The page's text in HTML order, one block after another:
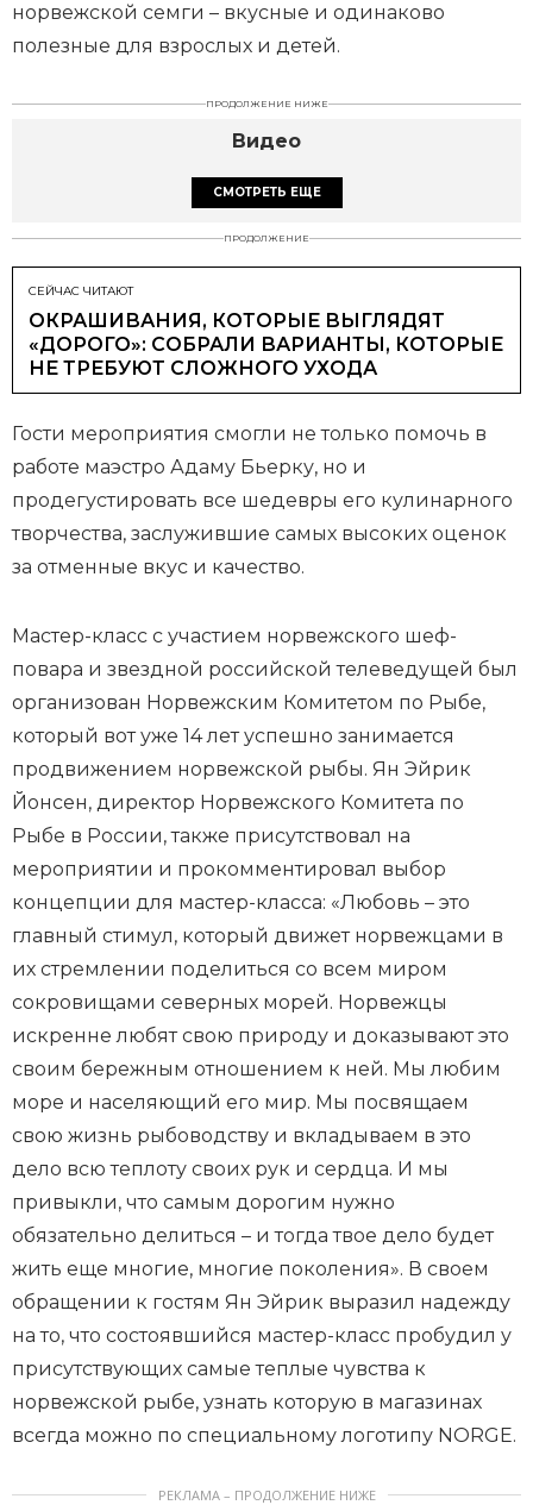
норвежской семги – вкусные и одинаково
полезные для взрослых и детей.
ПРОДОЛЖЕНИЕ НИЖЕ
Видео
СМОТРЕТЬ ЕЩЕ
ПРОДОЛЖЕНИЕ
СЕЙЧАС ЧИТАЮТ
ОКРАШИВАНИЯ, КОТОРЫЕ ВЫГЛЯДЯТ
«ДОРОГО»: СОБРАЛИ ВАРИАНТЫ, КОТОРЫЕ
НЕ ТРЕБУЮТ СЛОЖНОГО УХОДА
Гости мероприятия смогли не только помочь в
работе маэстро Адаму Бьерку, но и
продегустировать все шедевры его кулинарного
творчества, заслужившие самых высоких оценок
за отменные вкус и качество.
Мастер-класс с участием норвежского шеф-
повара и звездной российской телеведущей был
организован Норвежским Комитетом по Рыбе,
который вот уже 14 лет успешно занимается
продвижением норвежской рыбы. Ян Эйрик
Йонсен, директор Норвежского Комитета по
Рыбе в России, также присутствовал на
мероприятии и прокомментировал выбор
концепции для мастер-класса: «Любовь – это
главный стимул, который движет норвежцами в
их стремлении поделиться со всем миром
сокровищами северных морей. Норвежцы
искренне любят свою природу и доказывают это
своим бережным отношением к ней. Мы любим
море и населяющий его мир. Мы посвящаем
свою жизнь рыбоводству и вкладываем в это
дело всю теплоту своих рук и сердца. И мы
привыкли, что самым дорогим нужно
обязательно делиться – и тогда твое дело будет
жить еще многие, многие поколения». В своем
обращении к гостям Ян Эйрик выразил надежду
на то, что состоявшийся мастер-класс пробудил у
присутствующих самые теплые чувства к
норвежской рыбе, узнать которую в магазинах
всегда можно по специальному логотипу NORGE.
РЕКЛАМА – ПРОДОЛЖЕНИЕ НИЖЕ